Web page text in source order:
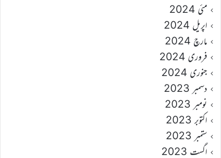
مئی 2024
اپریل 2024
مارچ 2024
فروری 2024
جنوری 2024
دسمبر 2023
نومبر 2023
اکتوبر 2023
ستمبر 2023
اگست 2023